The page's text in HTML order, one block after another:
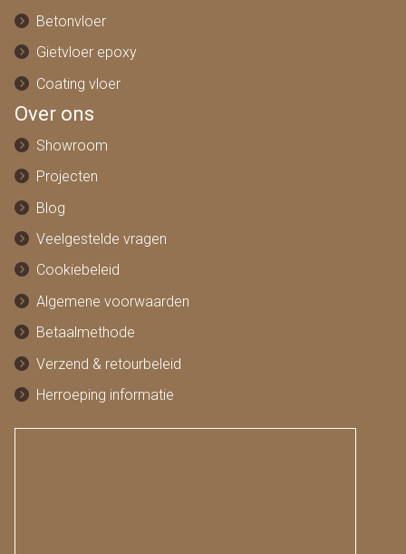
Betonvloer
Gietvloer epoxy
Coating vloer
Over ons
Showroom
Projecten
Blog
Veelgestelde vragen
Cookiebeleid
Algemene voorwaarden
Betaalmethode
Verzend & retourbeleid
Herroeping informatie